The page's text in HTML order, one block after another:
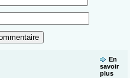
En
savoir
plus